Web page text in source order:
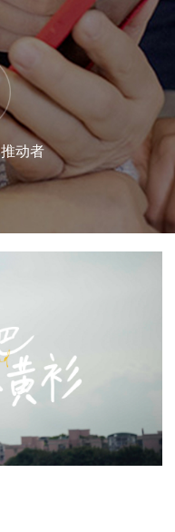
卫者
、保绿、保洁”，更要
实现资产保值增值。
动者
动者
管理痛点的“隐性”收
业主知情权。